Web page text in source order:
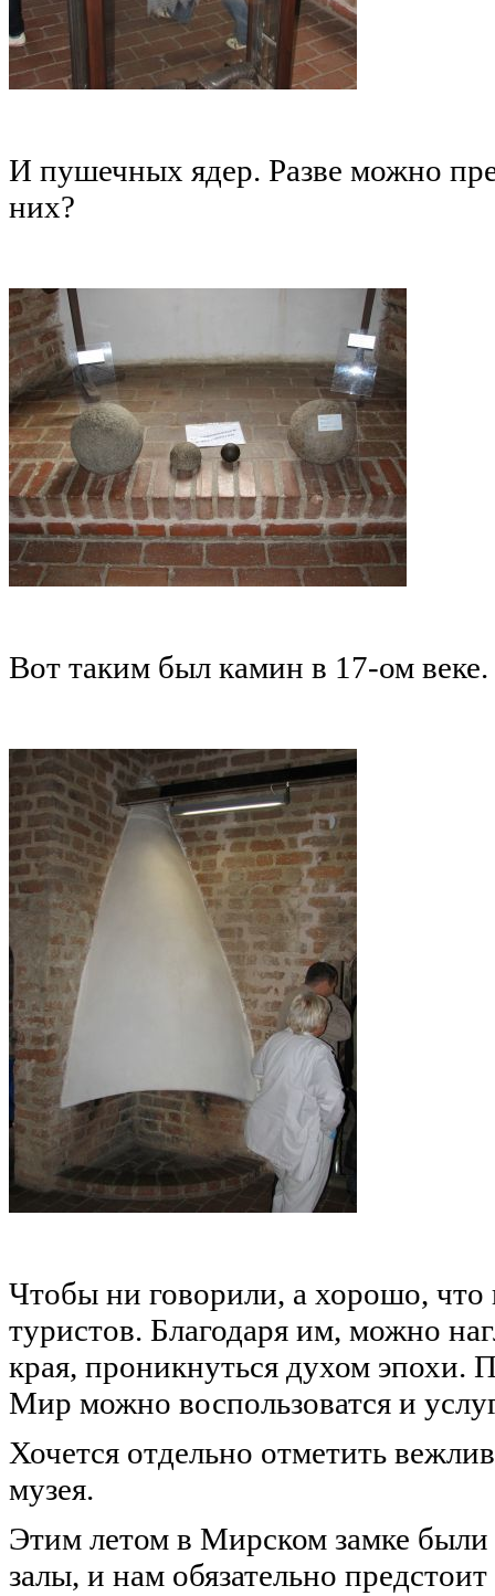
И пушечных ядер. Разве можно
них?
Вот таким был камин в 17-ом веке.
Чтобы ни говорили, а хорошо,
туристов. Благодаря им, можно
края, проникнуться духом эпохи.
Мир можно воспользоватся и
Хочется отдельно отметить
музея.
Этим летом в Мирском замке
залы, и нам обязательно